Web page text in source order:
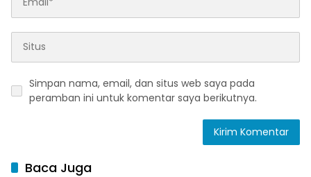
Simpan nama, email, dan situs web saya pada
peramban ini untuk komentar saya berikutnya.
Baca Juga